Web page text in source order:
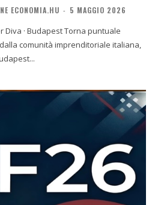
ECONOMIA.HU - 5 MAGGIO 2026
Torna puntuale
comunità imprenditoriale italiana,